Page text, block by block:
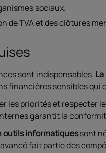
sociaux.
de TVA et des clôtures
sont indispensables.
financières sensibles
les priorités et respecter
garantit la
outils informatiquessont
fait partie des